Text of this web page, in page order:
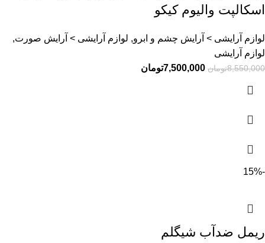
اسکالپت والیوم کیکو
لوازم آرایشی > آرایش چشم و ابرو, لوازم آرایشی > آرایش صورت,
لوازم آرایشی
8,550,000تومان 7,500,000تومان
-15%
ریمل ضدآب شیگلم